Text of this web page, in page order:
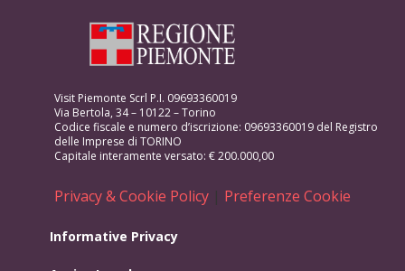
Visit Piemonte Scrl P.I. 09693360019
Via Bertola, 34 – 10122 – Torino
Codice fiscale e numero d’iscrizione: 09693360019 del Registro
delle Imprese di TORINO
Capitale interamente versato: € 200.000,00
Privacy & Cookie Policy | Preferenze Cookie
Informative Privacy